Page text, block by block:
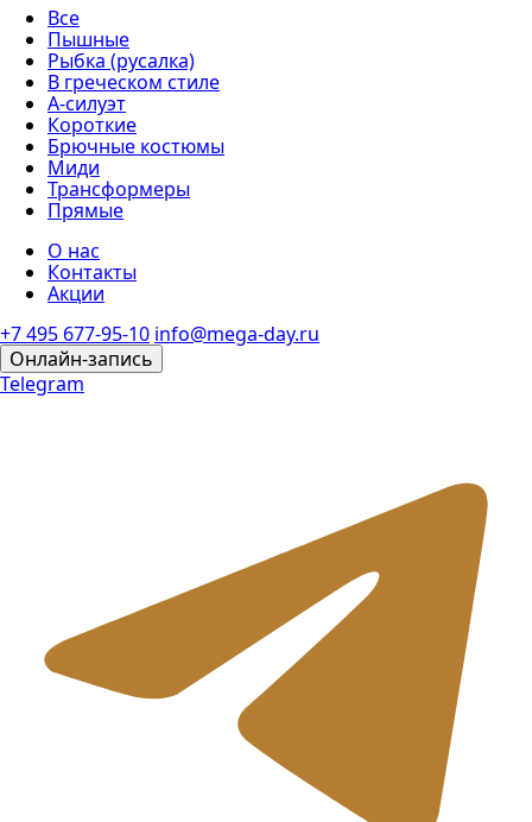
Все
Пышные
Рыбка (русалка)
В греческом стиле
А-силуэт
Короткие
Брючные костюмы
Миди
Трансформеры
Прямые
О нас
Контакты
Акции
+7 495 677-95-10 info@mega-day.ru
Онлайн-запись
Telegram